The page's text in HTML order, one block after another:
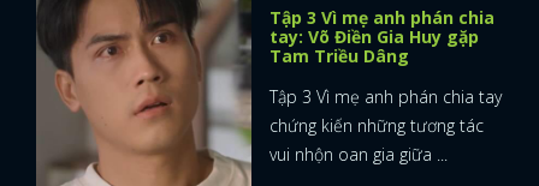
FACEBOOK GOOGLE
Tập 3 Vì mẹ anh phán chia
tay: Võ Điền Gia Huy gặp
Tam Triều Dâng
Tập 3 Vì mẹ anh phán chia tay
chứng kiến những tương tác
vui nhộn oan gia giữa ...